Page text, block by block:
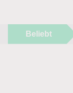
Beliebt